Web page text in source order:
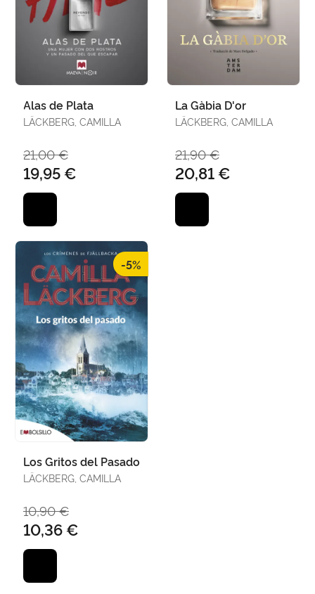
Alas de Plata
LÄCKBERG, CAMILLA
21,00 €
19,95 €
La Gàbia D'or
LÄCKBERG, CAMILLA
21,90 €
20,81 €
-5%
Los Gritos del Pasado
LÄCKBERG, CAMILLA
10,90 €
10,36 €